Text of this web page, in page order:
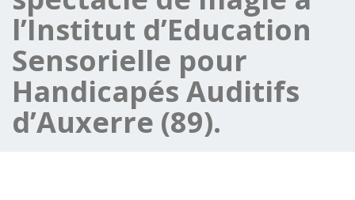
l’Institut d’Education
Sensorielle pour
Handicapés Auditifs
d’Auxerre (89).